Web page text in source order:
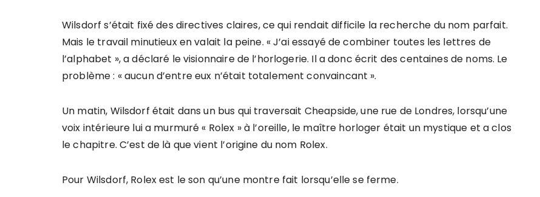
Wilsdorf s’était fixé des directives claires, ce qui rendait difficile la recherche du nom parfait.
Mais le travail minutieux en valait la peine. « J’ai essayé de combiner toutes les lettres de
l’alphabet », a déclaré le visionnaire de l’horlogerie. Il a donc écrit des centaines de noms. Le
problème : « aucun d’entre eux n’était totalement convaincant ».
Un matin, Wilsdorf était dans un bus qui traversait Cheapside, une rue de Londres, lorsqu’une
voix intérieure lui a murmuré « Rolex » à l’oreille, le maître horloger était un mystique et a clos
le chapitre. C’est de là que vient l’origine du nom Rolex.
Pour Wilsdorf, Rolex est le son qu’une montre fait lorsqu’elle se ferme.